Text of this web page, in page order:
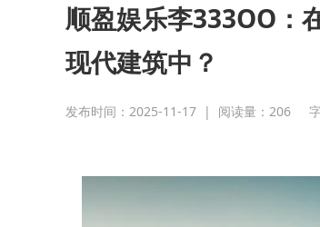
顺盈娱乐李333OO：
现代建筑中？
发布时间：2025-11-17 | 阅读量： 206